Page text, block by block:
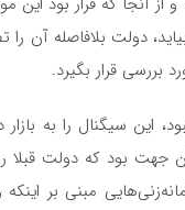
دولت بلافاصله آن
بررسی قرار بگیرد.
این سیگنال را به
جهت بود که دولت قبلا
مبنی بر